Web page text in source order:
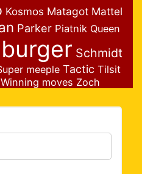
Kosmos Matagot Mattel
Parker Piatnik Queen
Schmidt
meeple Tactic Tilsit
Winning moves Zoch